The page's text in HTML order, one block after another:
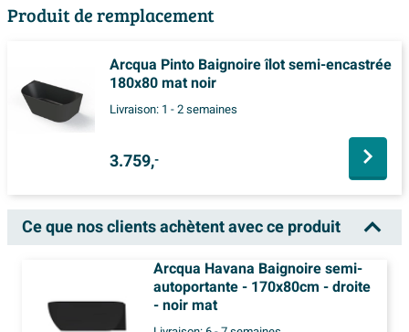
Produit de remplacement
Arcqua Pinto Baignoire îlot semi-encastrée
180x80 mat noir
Livraison: 1 - 2 semaines
3.759,-
Ce que nos clients achètent avec ce produit
Arcqua Havana Baignoire semi-
autoportante - 170x80cm - droite
- noir mat